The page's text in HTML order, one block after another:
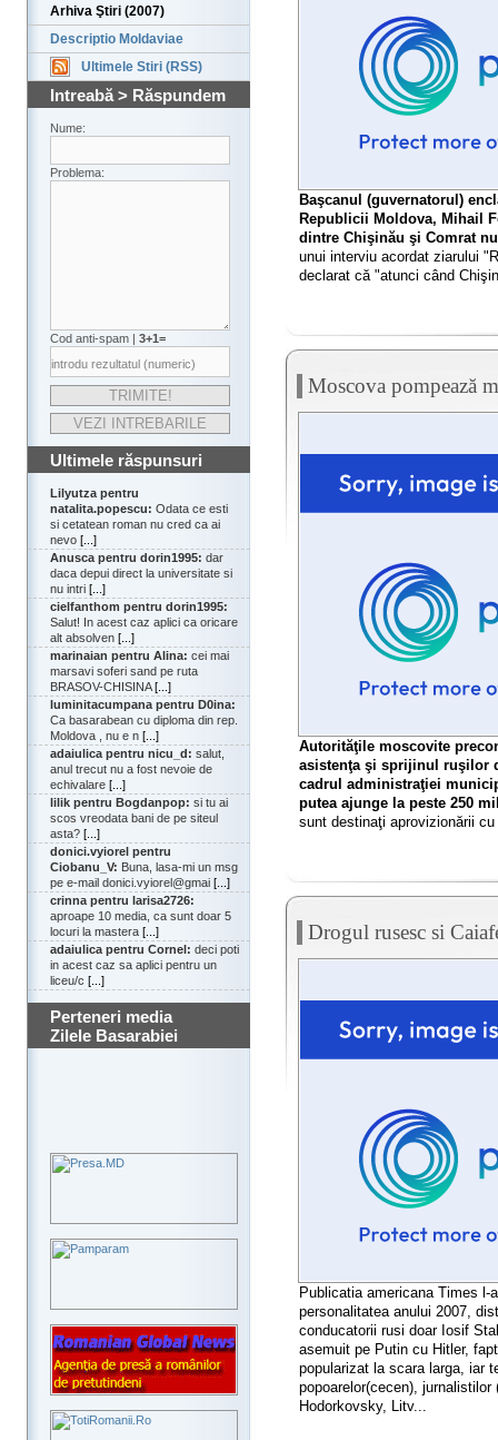
Arhiva Ştiri (2007)
Descriptio Moldaviae
Ultimele Stiri (RSS)
Intreabă > Răspundem
Nume:
Problema:
Cod anti-spam | 3+1=
Ultimele răspunsuri
Lilyutza pentru
natalita.popescu: Odata ce esti
si cetatean roman nu cred ca ai
nevo [...]
Anusca pentru dorin1995: dar
daca depui direct la universitate si
nu intri [...]
cielfanthom pentru dorin1995:
Salut! In acest caz aplici ca oricare
alt absolven [...]
marinaian pentru Alina: cei mai
marsavi soferi sand pe ruta
BRASOV-CHISINA[...]
luminitacumpana pentru D0ina:
Ca basarabean cu diploma din rep.
Moldova , nu e n [...]
adaiulica pentru nicu_d: salut,
anul trecut nu a fost nevoie de
echivalare [...]
lilik pentru Bogdanpop: si tu ai
scos vreodata bani de pe siteul
asta? [...]
donici.vyiorel pentru
Ciobanu_V: Buna, lasa-mi un msg
pe e-mail donici.vyiorel@gmai [...]
crinna pentru larisa2726:
aproape 10 media, ca sunt doar 5
locuri la mastera [...]
adaiulica pentru Cornel: deci poti
in acest caz sa aplici pentru un
liceu/c [...]
Perteneri media
Zilele Basarabiei
Başcanul (guvernatorul)
Republicii Moldova, Mihail
dintre Chişinău şi Comrat
unui interviu acordat ziarului
declarat că "atunci când
Moscova pompează
Autorităţile moscovite
asistenţa şi sprijinul ruşilor
cadrul administraţiei
putea ajunge la peste 250
sunt destinaţi aprovizionării
Drogul rusesc si
Publicatia americana Times l-
personalitatea anului 2007,
conducatorii rusi doar Iosif
asemuit pe Putin cu Hitler,
popularizat la scara larga, iar
popoarelor(cecen),
Hodorkovsky, Litv...